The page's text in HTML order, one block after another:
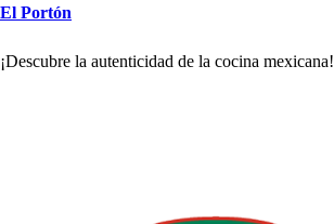
El Portón
¡Descubre la autenticidad de la cocina mexicana!